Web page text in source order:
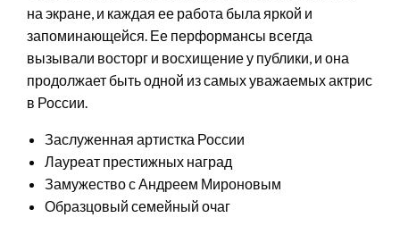
на экране, и каждая ее работа была яркой и
запоминающейся. Ее перформансы всегда
вызывали восторг и восхищение у публики, и она
продолжает быть одной из самых уважаемых актрис
в России.
Заслуженная артистка России
Лауреат престижных наград
Замужество с Андреем Мироновым
Образцовый семейный очаг